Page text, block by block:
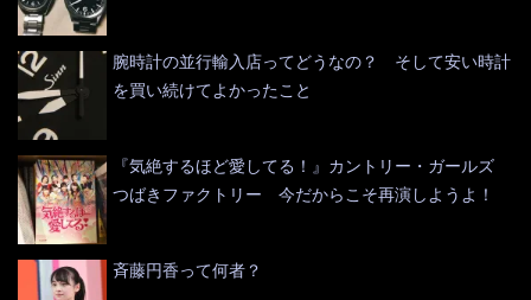
腕時計の並行輸入店ってどうなの？ そして安い時計
を買い続けてよかったこと
『気絶するほど愛してる！』カントリー・ガールズ
つばきファクトリー 今だからこそ再演しようよ！
斉藤円香って何者？